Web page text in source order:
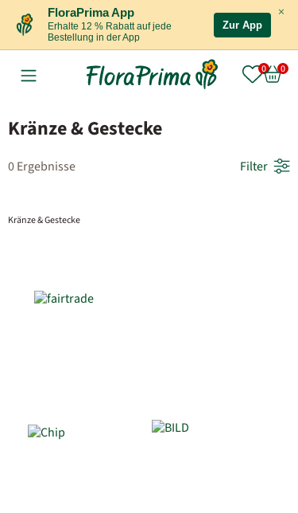
×
FloraPrima App
Erhalte 12 % Rabatt auf jede
Bestellung in der App
Zur App
Kränze & Gestecke
0 Ergebnisse Filter
Kränze & Gestecke